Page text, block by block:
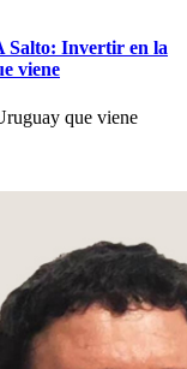
Salto: Invertir en la
viene
que viene